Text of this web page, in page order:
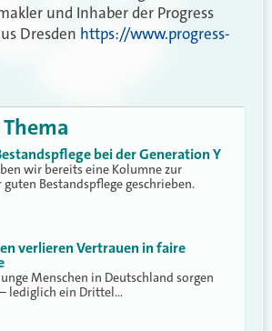
und Inhaber der Progress
Dresden https://www.progress-
bei der Generation Y
wir bereits eine Kolumne zur
Bestandspflege geschrieben.
verlieren Vertrauen in faire
Menschen in Deutschland sorgen
lediglich ein Drittel…